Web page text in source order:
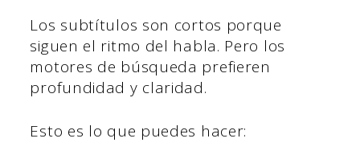
Los subtítulos son cortos porque
siguen el ritmo del habla. Pero los
motores de búsqueda prefieren
profundidad y claridad.
Esto es lo que puedes hacer: